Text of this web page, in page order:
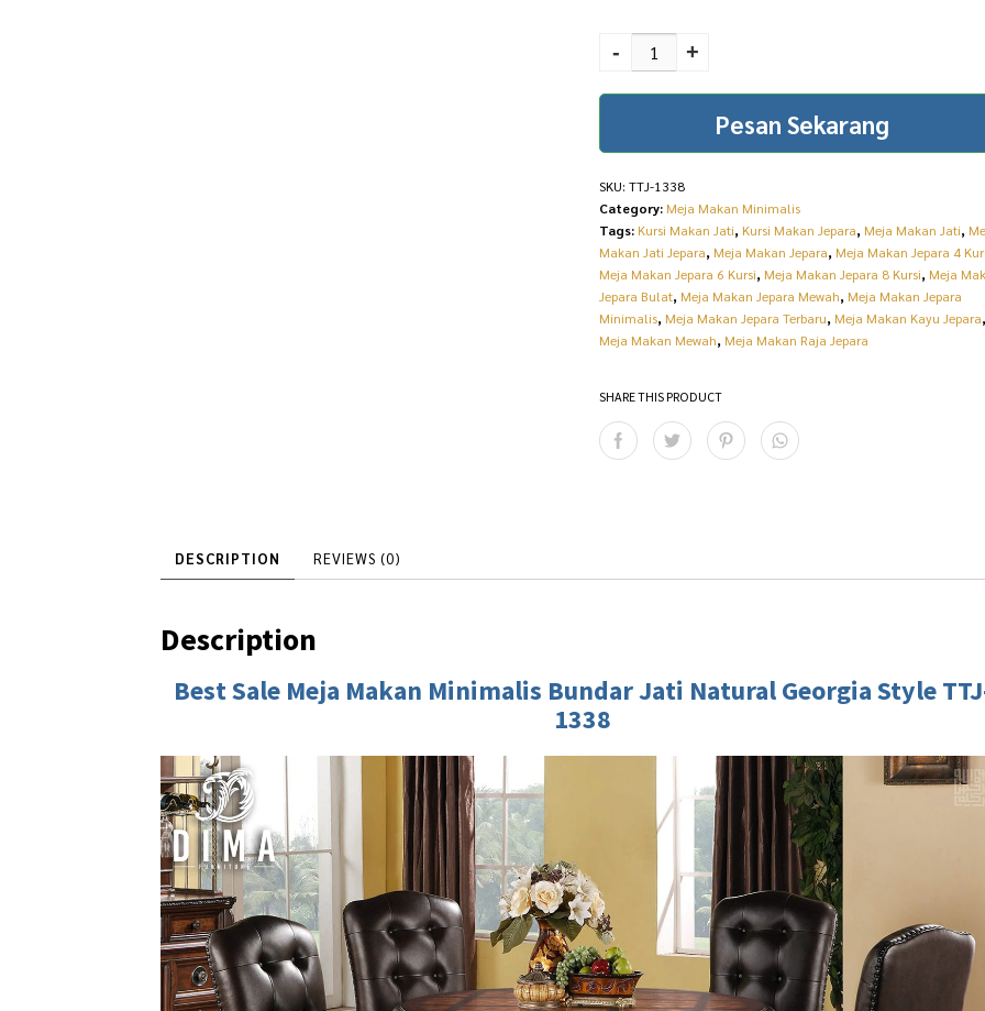
i
c
e
w
a
s
:
R
8
0
0
.
c
i
:
R
p
0
.
Minimalis Bundar Jati
Natural Georgia Style
TTJ-1338 quantity
- +
Pesan Sekarang
SKU:TTJ-1338
Category: Meja Makan Minimalis
Tags: Kursi Makan Jati, Kursi Makan Jepara, Meja Makan Jati,
Makan Jati Jepara, Meja Makan Jepara, Meja Makan Jepara 4
Meja Makan Jepara 6 Kursi, Meja Makan Jepara 8 Kursi, Meja
Jepara Bulat, Meja Makan Jepara Mewah, Meja Makan Jepara
Minimalis, Meja Makan Jepara Terbaru, Meja Makan Kayu Jepara
Meja Makan Mewah, Meja Makan Raja Jepara
SHARE THIS PRODUCT
DESCRIPTION REVIEWS (0)
Description
Best Sale Meja Makan Minimalis BundarJati Natural Georgia Style
1338